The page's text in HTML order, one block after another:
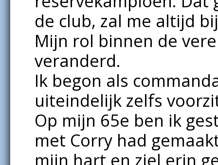
de club, zal me altijd
Mijn rol binnen de
veranderd.
Ik begon als
uiteindelijk zelfs
Op mijn 65e ben ik
met Corry had
mijn hart en ziel erin